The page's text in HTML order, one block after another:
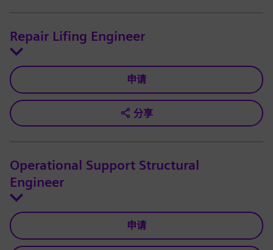
Repair Lifing Engineer
申请
分享
Operational Support Structural
Engineer
申请